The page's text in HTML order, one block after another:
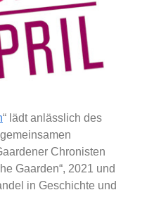
“ lädt anlässlich des
Chronisten
Gaarden“, 2021 und
in Geschichte und